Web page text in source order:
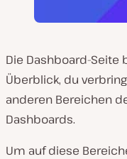
Die Dashboard-
Überblick, du
anderen Bereichen
Dashboards.
Um auf diese